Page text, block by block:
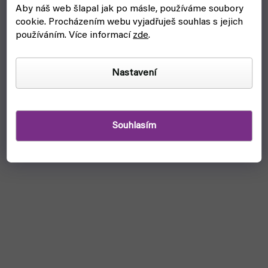
Aby náš web šlapal jak po másle, používáme soubory
cookie. Procházením webu vyjadřuješ souhlas s jejich
používáním. Více informací zde.
Nastavení
Souhlasím